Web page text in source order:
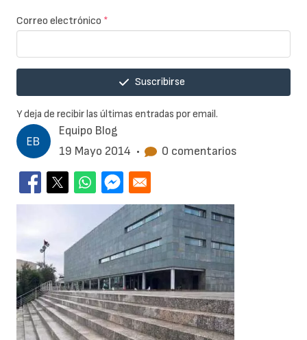
Equipo Blog
19 Mayo 2014 • 0 comentarios
Correo electrónico *
Suscribirse
Y deja de recibir las últimas entradas por email.